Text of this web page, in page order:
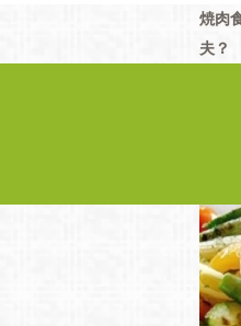
焼肉
夫？